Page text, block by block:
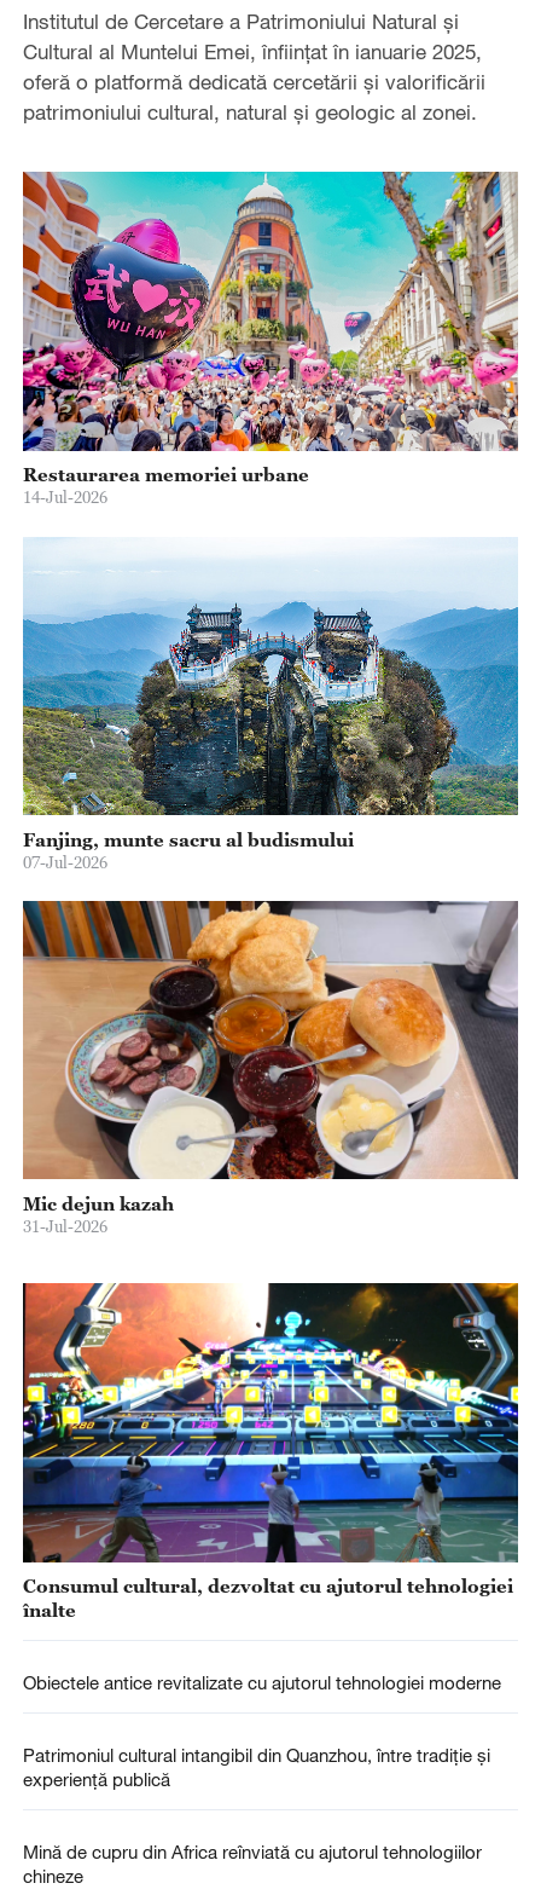
Institutul de Cercetare a Patrimoniului Natural și
Cultural al Muntelui Emei, înființat în ianuarie 2025,
oferă o platformă dedicată cercetării și valorificării
patrimoniului cultural, natural și geologic al zonei.
Restaurarea memoriei urbane
14-Jul-2026
Fanjing, munte sacru al budismului
07-Jul-2026
Mic dejun kazah
31-Jul-2026
Consumul cultural, dezvoltat cu ajutorul tehnologiei
înalte
Obiectele antice revitalizate cu ajutorul tehnologiei moderne
Patrimoniul cultural intangibil din Quanzhou, între tradiție și
experiență publică
Mină de cupru din Africa reînviată cu ajutorul tehnologiilor
chineze